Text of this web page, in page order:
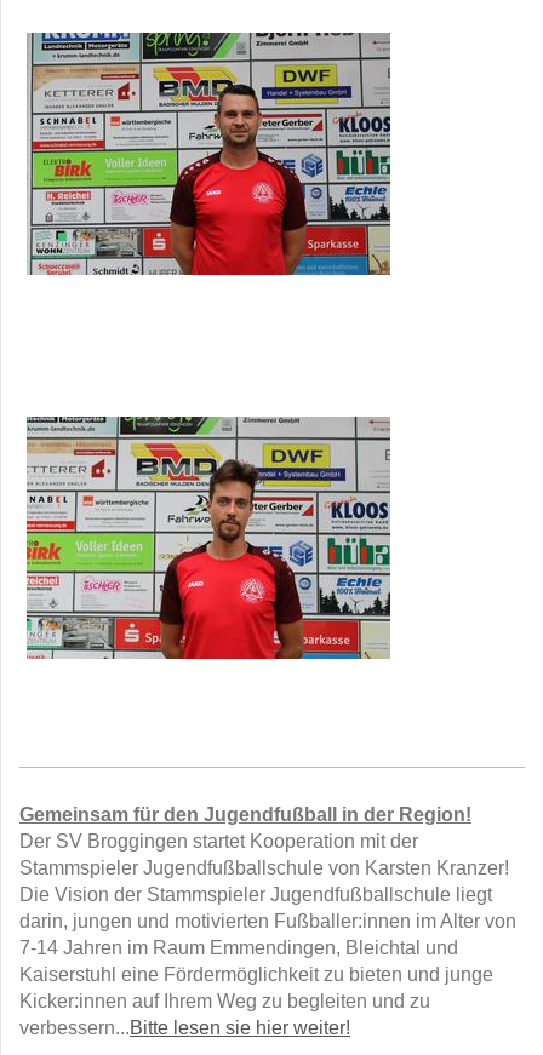
Gemeinsam für den Jugendfußball in der Region!
Der SV Broggingen startet Kooperation mit der
Stammspieler Jugendfußballschule von Karsten Kranzer!
Die Vision der Stammspieler Jugendfußballschule liegt
darin, jungen und motivierten Fußballer:innen im Alter von
7-14 Jahren im Raum Emmendingen, Bleichtal und
Kaiserstuhl eine Fördermöglichkeit zu bieten und junge
Kicker:innen auf Ihrem Weg zu begleiten und zu
verbessern...Bitte lesen sie hier weiter!